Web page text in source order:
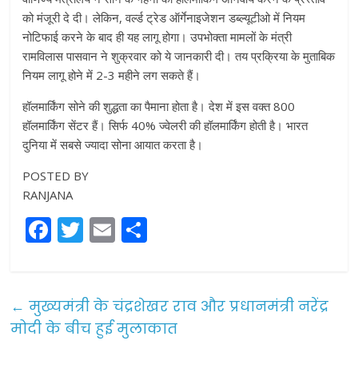
को मंजूरी दे दी। लेकिन, वर्ल्ड ट्रेड ऑर्गेनाइजेशन डब्ल्यूटीओ में नियम
नोटिफाई करने के बाद ही यह लागू होगा। उपभोक्ता मामलों के मंत्री
रामविलास पासवान ने शुक्रवार को ये जानकारी दी। तय प्रक्रिया के मुताबिक
नियम लागू होने में 2-3 महीने लग सकते हैं।
हॉलमार्किंग सोने की शुद्धता का पैमाना होता है। देश में इस वक्त 800
हॉलमार्किंग सेंटर हैं। सिर्फ 40% ज्वेलरी की हॉलमार्किंग होती है। भारत
दुनिया में सबसे ज्यादा सोना आयात करता है।
POSTED BY
RANJANA
F
e
b
T
er
E
l e
← मुख्यमंत्री के चंद्रशेखर राव और प्रधानमंत्री नरेंद्र
मोदी के बीच हुई मुलाकात